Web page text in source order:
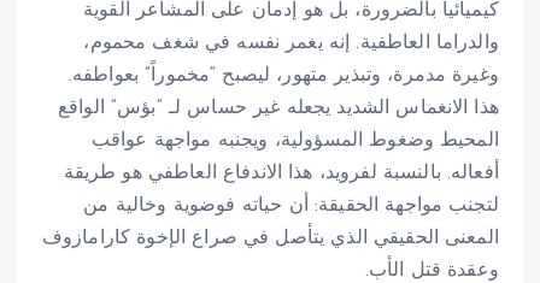
كيميائياً بالضرورة، بل هو إدمان على المشاعر القوية
والدراما العاطفية. إنه يغمر نفسه في شغف محموم،
وغيرة مدمرة، وتبذير متهور، ليصبح “مخموراً” بعواطفه.
هذا الانغماس الشديد يجعله غير حساس لـ “بؤس” الواقع
المحيط وضغوط المسؤولية، ويجنبه مواجهة عواقب
أفعاله. بالنسبة لفرويد، هذا الاندفاع العاطفي هو طريقة
لتجنب مواجهة الحقيقة: أن حياته فوضوية وخالية من
المعنى الحقيقي الذي يتأصل في صراع الإخوة كارامازوف
وعقدة قتل الأب.